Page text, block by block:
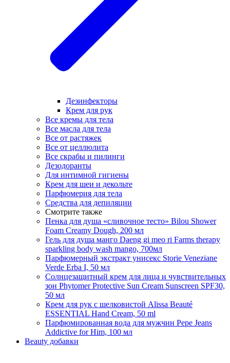
Дезинфекторы
Крем для рук
Все кремы для тела
Все масла для тела
Все от растяжек
Все от целлюлита
Все скрабы и пилинги
Дезодоранты
Для интимной гигиены
Крем для шеи и декольте
Парфюмерия для тела
Средства для депиляции
Смотрите также
Пенка для душа «сливочное тесто» Bilou Shower
Foam Creamy Dough, 200 мл
Гель для душа манго Daeng gi meo ri Farms therapy
sparkling body wash mango, 700мл
Парфюмерный экстракт унисекс Storie Veneziane
Verde Erba I, 50 мл
Солнцезащитный крем для лица и чувствительных
зон Phytomer Protective Sun Cream Sunscreen SPF30,
50 мл
Крем для рук с шелковистой Alissa Beauté
ESSENTIAL Hand Cream, 50 ml
Парфюмированная вода для мужчин Pepe Jeans
Addictive for Him, 100 мл
Beauty добавки